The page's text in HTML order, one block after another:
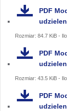
PDF
Rozmiar: 84.7 KiB -
PDF
Rozmiar: 43.5 KiB -
PDF